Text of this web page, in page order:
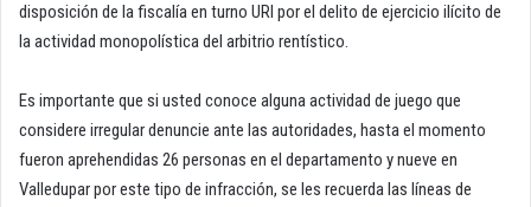
disposición de la fiscalía en turno URI por el delito de ejercicio ilícito de
la actividad monopolística del arbitrio rentístico.
Es importante que si usted conoce alguna actividad de juego que
considere irregular denuncie ante las autoridades, hasta el momento
fueron aprehendidas 26 personas en el departamento y nueve en
Valledupar por este tipo de infracción, se les recuerda las líneas de